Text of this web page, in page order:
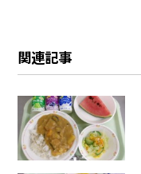
関連記事